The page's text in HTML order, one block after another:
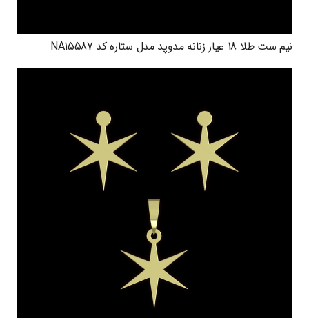
نیم ست طلا 18 عیار زنانه مدوپد مدل ستاره کد NA15587